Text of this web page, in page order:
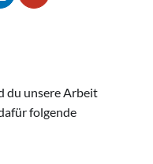
du unsere Arbeit
folgende